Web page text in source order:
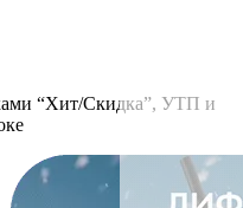
“Хит/Скидка”, УТП и